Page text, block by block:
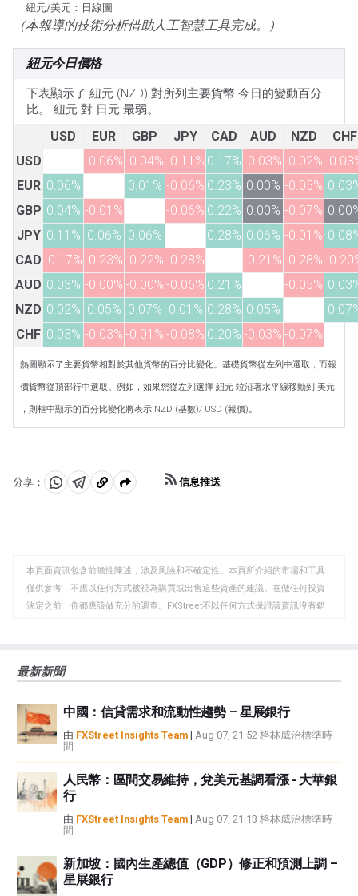
紐元/美元：日線圖
（本報導的技術分析借助人工智慧工具完成。）
紐元今日價格
下表顯示了 紐元 (NZD) 對所列主要貨幣 今日的變動百分
比。 紐元 對 日元 最弱。
USD EUR GBP JPY CAD AUD NZD
CHF
USD
-0.06% -0.04% -0.11% 0.17% -0.03% -0.02% -
EUR 0.06% 0.01% -0.06% 0.23% 0.00% -0.05%
GBP 0.04% -0.01% -0.06% 0.22% 0.00% -0.07%
JPY 0.11% 0.06% 0.06% 0.28% 0.06% -0.01%
CAD -0.17% -0.23% -0.22% -0.28% -0.21% -0.28% -
AUD 0.03% -0.00% -0.00% -0.06% 0.21% -0.05%
NZD 0.02% 0.05% 0.07% 0.01% 0.28% 0.05%
CHF 0.03% -0.03% -0.01% -0.08% 0.20% -0.03% -0.07%
熱圖顯示了主要貨幣相對於其他貨幣的百分比變化。基礎貨幣從左列中選取，而報
價貨幣從頂部行中選取。例如，如果您從左列選擇 紐元 竝沿著水平線移動到 美元
，則框中顯示的百分比變化將表示 NZD (基數)/ USD (報價)。
分享：
分 分 複
板
信息推送
本頁面資訊包含前瞻性陳述，涉及風險和不確定性。本頁所介紹的市場和工具
僅供參考，不應以任何方式被視為購買或出售這些資產的建議。在做任何投資
決定之前，你都應該做充分的調查。FXStreet不以任何方式保證該資訊沒有錯
觀點，並不代表FXStreet或其廣告商的官方政策或立場。作者不對本頁連結的
如果文章正文中沒有明確提到，在撰寫本文時，作者在本文中提到的任何股票
中都沒有頭寸，也沒有與文中提到的任何公司有業務關係。除了FXStreet，作
者沒有收到撰寫這篇文章的報酬。
FXStreet和作者不提供個性化的建議。作者對該資訊的準確性、完整性或適用
性不作任何陳述。FXStreet和作者將不承擔任何錯誤，遺漏或任何損失，傷害
或損害由此資訊及其顯示或使用引起的。錯誤和遺漏除外。本文作者和
FXStreet並非註冊投資顧問，本文內容無意提供任何投資建議。
最新新聞
中國：信貸需求和流動性趨勢 – 星展銀行
由 FXStreet Insights Team | Aug 07, 21:52 格林威治標準時
間
人民幣：區間交易維持，兌美元基調看漲 - 大華銀
行
由 FXStreet Insights Team | Aug 07, 21:13 格林威治標準時
間
新加坡：國內生產總值（GDP）修正和預測上調 –
星展銀行